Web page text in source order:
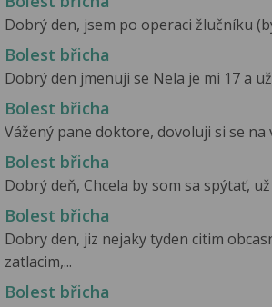
Dobrý den, jsem po operaci žlučníku
Bolest břicha
Dobrý den jmenuji se Nela je mi 17 a
Bolest břicha
Vážený pane doktore, dovoluji si se
Bolest břicha
Dobrý deň, Chcela by som sa spýtať,
Bolest břicha
Dobry den, jiz nejaky tyden citim
zatlacim,...
Bolest břicha